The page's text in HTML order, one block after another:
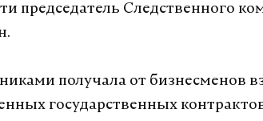
председатель Следственного
получала от бизнесменов
государственных